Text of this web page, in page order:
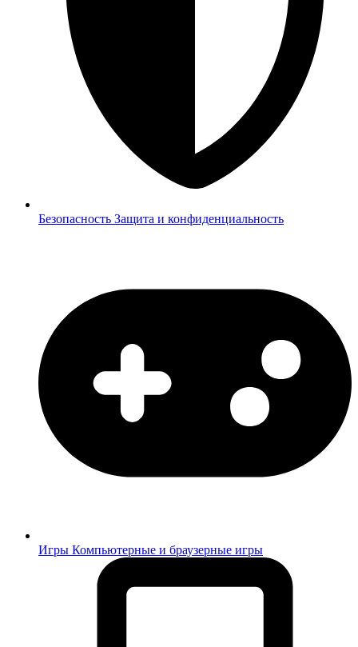
Безопасность Защита и конфиденциальность
Игры Компьютерные и браузерные игры